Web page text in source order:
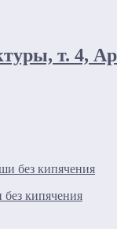
т. 4,
кипячения